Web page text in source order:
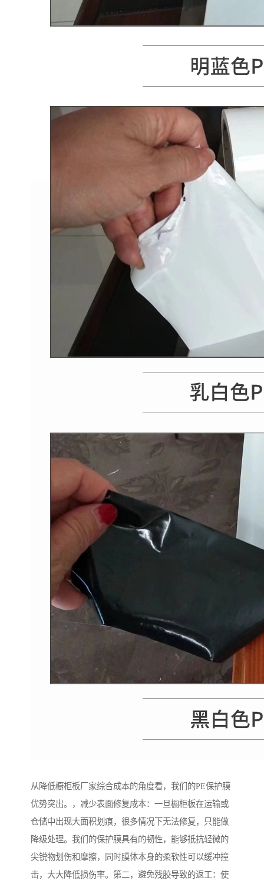
从降低橱柜板厂家综合成本的角度看，我们的PE保护膜
优势突出。，减少表面修复成本：一旦橱柜板在运输或
仓储中出现大面积划痕，很多情况下无法修复，只能做
降级处理。我们的保护膜具有的韧性，能够抵抗轻微的
尖锐物划伤和摩擦，同时膜体本身的柔软性可以缓冲撞
击，大大降低损伤率。第二，避免残胶导致的返工：使